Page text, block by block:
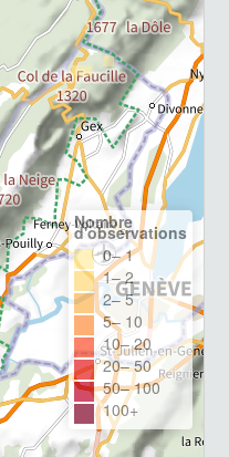
Nombre
d'observations
0– 1
1– 2
2– 5
5– 10
10– 20
20– 50
50– 100
100+